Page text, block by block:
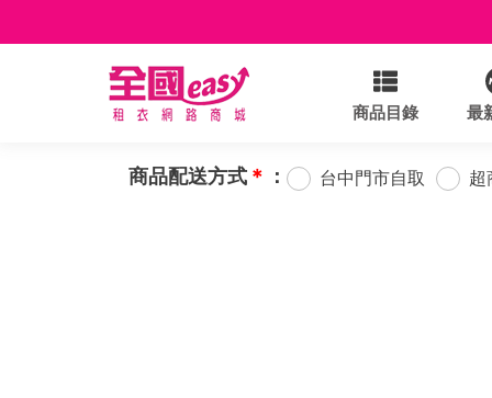
商品目錄 最
商品配送方式 ＊ ： 台中門市自取 超